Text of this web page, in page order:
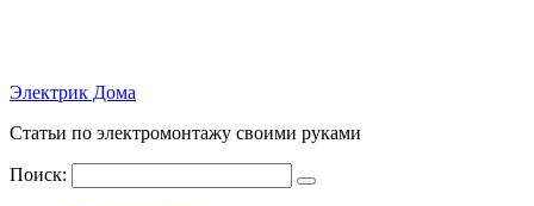
Электрик Дома
Статьи по электромонтажу своими руками
Поиск: